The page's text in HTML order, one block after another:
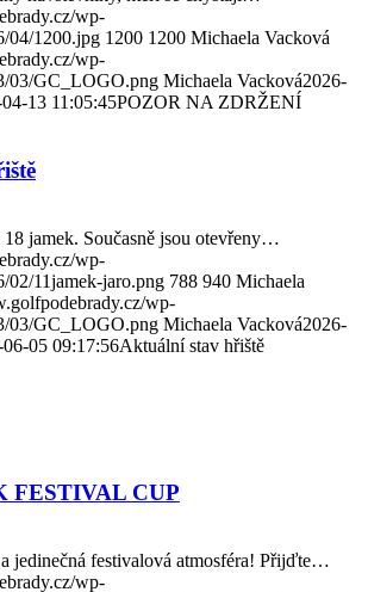
wp-
04/1200.jpg 1200 1200 Michaela Vacková
wp-
03/GC_LOGO.png Michaela Vacková2026-
13 11:05:45POZOR NA ZDRŽENÍ
18 jamek. Současně jsou otevřeny…
wp-
02/11jamek-jaro.png 788 940 Michaela
wp-
03/GC_LOGO.png Michaela Vacková2026-
06-05 09:17:56Aktuální stav hřiště
FESTIVAL CUP
jedinečná festivalová atmosféra! Přijďte…
wp-